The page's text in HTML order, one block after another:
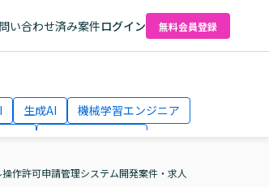
い合わせ済み案件ログイン 無料会員登録
生成AI
機械学習エンジニア
作許可申請管理システム開発案件・求人